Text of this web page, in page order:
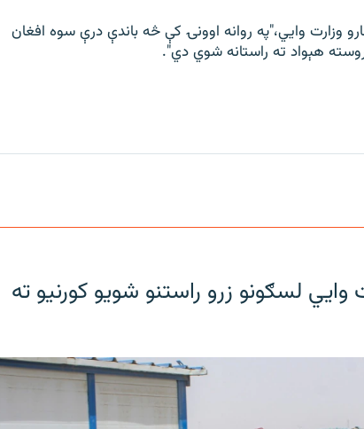
وزارت وايي،"په روانه اوونۍ کې څه باندې درې سوه افغان
هېواد ته راستانه شوي دي".
لسګونو زرو راستنو شویو کورنیو ته